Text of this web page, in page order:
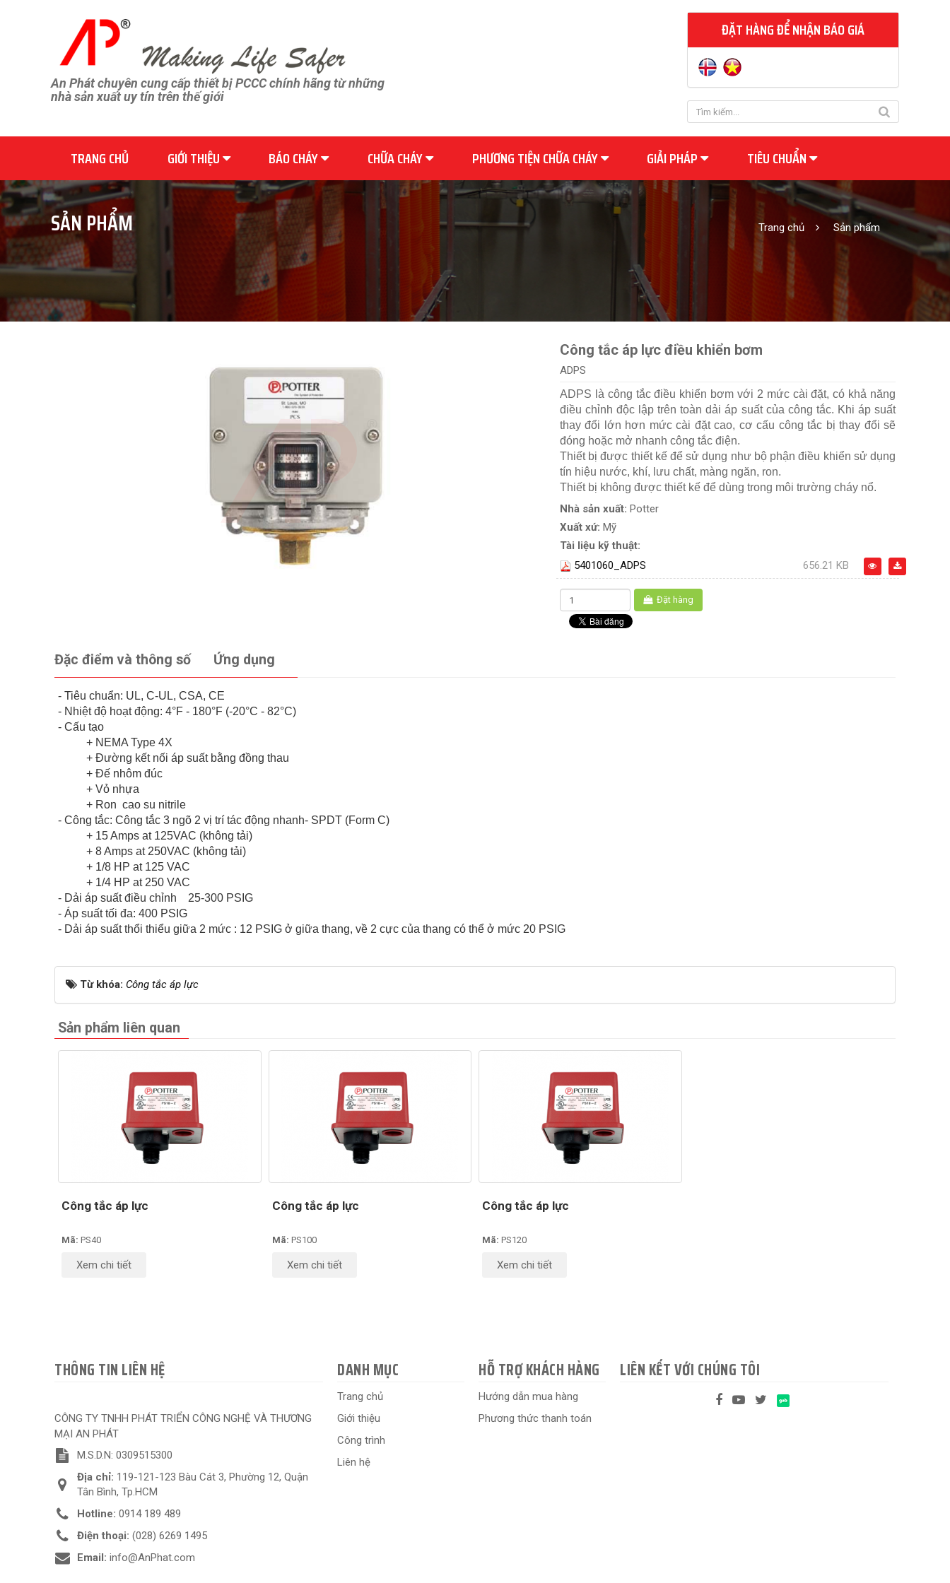
An Phát chuyên cung cấp thiết bị PCCC chính hãng từ những
nhà sản xuất uy tín trên thế giới
ĐẶT HÀNG ĐỂ NHẬN BÁO GIÁ
TRANG CHỦ GIỚI THIỆU BÁO CHÁY CHỮA CHÁY PHƯƠNG TIỆN CHỮA CHÁY GIẢI PHÁP TIÊU CHUẨN
SẢN PHẨM Trang chủ Sản phẩm
Công tắc áp lực điều khiển bơm
ADPS
ADPS là công tắc điều khiển bơm với 2 mức cài đặt, có khả năng
điều chỉnh độc lập trên toàn dải áp suất của công tắc. Khi áp suất
thay đổi lớn hơn mức cài đặt cao, cơ cấu công tắc bị thay đổi sẽ
đóng hoặc mở nhanh công tắc điện.
Thiết bị được thiết kế để sử dụng như bộ phận điều khiển sử dụng
tín hiệu nước, khí, lưu chất, màng ngăn, ron.
Thiết bị không được thiết kế để dùng trong môi trường cháy nổ.
Nhà sản xuất: Potter
Xuất xứ: Mỹ
Tài liệu kỹ thuật:
5401060_ADPS
656.21 KB
Đặt hàng
Đặc điểm và thông số Ứng dụng
- Tiêu chuẩn: UL, C-UL, CSA, CE
- Nhiệt độ hoạt động: 4°F - 180°F (-20°C - 82°C)
- Cấu tạo
+ NEMA Type 4X
+ Đường kết nối áp suất bằng đồng thau
+ Đế nhôm đúc
+ Vỏ nhựa
+ Ron cao su nitrile
- Công tắc: Công tắc 3 ngõ 2 vị trí tác động nhanh- SPDT (Form C)
+ 15 Amps at 125VAC (không tải)
+ 8 Amps at 250VAC (không tải)
+ 1/8 HP at 125 VAC
+ 1/4 HP at 250 VAC
- Dải áp suất điều chỉnh 25-300 PSIG
- Áp suất tối đa: 400 PSIG
- Dải áp suất thổi thiểu giữa 2 mức : 12 PSIG ở giữa thang, về 2 cực của thang có thể ở mức 20 PSIG
Từ khóa: Công tắc áp lực
Sản phẩm liên quan
Công tắc áp lực
Mã: PS40
Xem chi tiết
Công tắc áp lực
Mã: PS100
Xem chi tiết
Công tắc áp lực
Mã: PS120
Xem chi tiết
THÔNG TIN LIÊN HỆ
CÔNG TY TNHH PHÁT TRIỂN CÔNG NGHỆ VÀ THƯƠNG
MẠI AN PHÁT
M.S.D.N: 0309515300
Địa chỉ: 119-121-123 Bàu Cát 3, Phường 12, Quận
Tân Bình, Tp.HCM
Hotline: 0914 189 489
Điện thoại: (028) 6269 1495
Email: info@AnPhat.com
DANH MỤC
Trang chủ
Giới thiệu
Công trình
Liên hệ
HỖ TRỢ KHÁCH HÀNG
Hướng dẫn mua hàng
Phương thức thanh toán
LIÊN KẾT VỚI CHÚNG TÔI